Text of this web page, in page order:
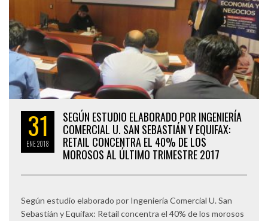
31
ENE2018
SEGÚN ESTUDIO ELABORADO POR INGENIERÍA
COMERCIAL U. SAN SEBASTIÁN Y EQUIFAX:
RETAIL CONCENTRA EL 40% DE LOS
MOROSOS AL ÚLTIMO TRIMESTRE 2017
Según estudio elaborado por Ingeniería Comercial U. San
Sebastián y Equifax: Retail concentra el 40% de los morosos